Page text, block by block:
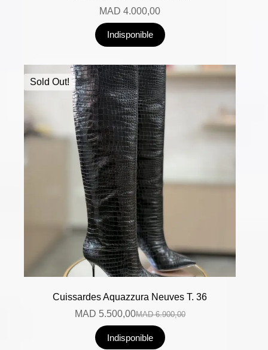
MAD 4.000,00
Indisponible
Sold Out!
Cuissardes Aquazzura Neuves T. 36
MAD6.900,00
MAD 5.500,00
Indisponible